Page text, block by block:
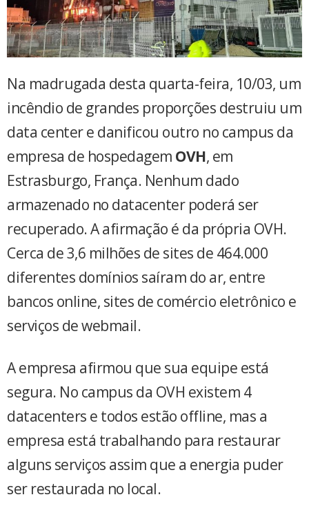
Na madrugada desta quarta-feira, 10/03, um
incêndio de grandes proporções destruiu um
data center e danificou outro no campus da
empresa de hospedagem OVH, em
Estrasburgo, França. Nenhum dado
armazenado no datacenter poderá ser
recuperado. A afirmação é da própria OVH.
Cerca de 3,6 milhões de sites de 464.000
diferentes domínios saíram do ar, entre
bancos online, sites de comércio eletrônico e
serviços de webmail.
A empresa afirmou que sua equipe está
segura. No campus da OVH existem 4
datacenters e todos estão offline, mas a
empresa está trabalhando para restaurar
alguns serviços assim que a energia puder
ser restaurada no local.